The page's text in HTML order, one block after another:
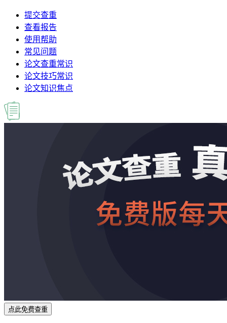
提交查重
查看报告
使用帮助
常见问题
论文查重常识
论文技巧常识
论文知识焦点
点此免费查重